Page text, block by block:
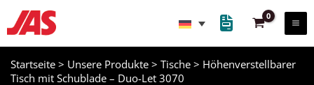
Zum
Inhalt
springen
Startseite > Unsere Produkte > Tische > Höhenverstellbarer
Tisch mit Schublade – Duo-Let 3070